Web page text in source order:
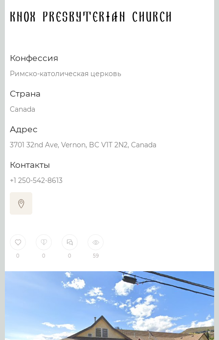
Knox Presbyterian Church
Конфессия
Римско-католическая церковь
Страна
Canada
Адрес
3701 32nd Ave, Vernon, BC V1T 2N2, Canada
Контакты
+1 250-542-8613
0 0 0 59